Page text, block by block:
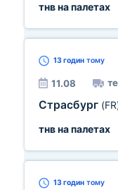
тнв на палетах
13 годин тому
11.08
Страсбург
тнв на палетах
13 годин тому